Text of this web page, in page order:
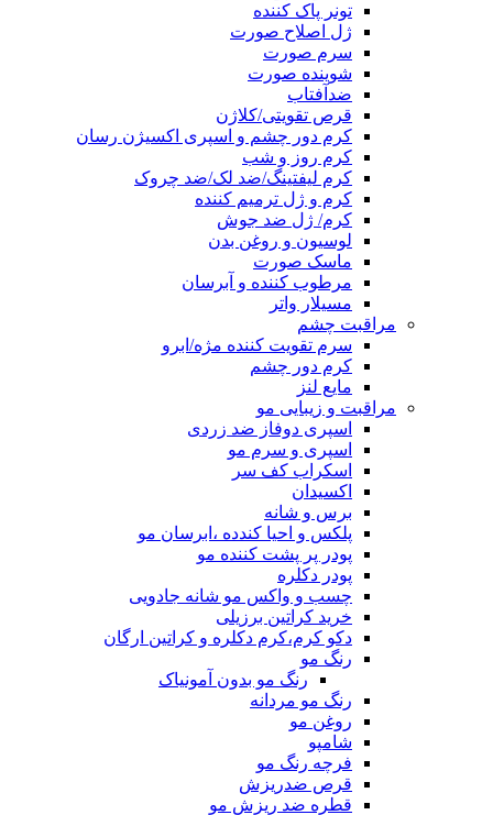
تونر پاک کننده
ژل اصلاح صورت
سرم صورت
شوینده صورت
ضدآفتاب
قرص تقویتی/کلاژن
کرم دور چشم و اسپری اکسیژن رسان
کرم روز و شب
کرم لیفتینگ/ضد لک/ضد چروک
کرم و ژل ترمیم کننده
کرم/ ژل ضد جوش
لوسیون و روغن بدن
ماسک صورت
مرطوب کننده و آبرسان
مسیلار واتر
مراقبت چشم
سرم تقویت کننده مژه/ابرو
کرم دور چشم
مایع لنز
مراقبت و زیبایی مو
اسپری دوفاز ضد زردی
اسپری و سرم مو
اسکراب کف سر
اکسیدان
برس و شانه
پلکس و احیا کندده ،ابرسان مو
پودر پر پشت کننده مو
پودر دکلره
چسب و واکس مو شانه جادویی
خرید کراتین برزیلی
دکو کرم،کرم دکلره و کراتین ارگان
رنگ مو
رنگ مو بدون آمونیاک
رنگ مو مردانه
روغن مو
شامپو
فرچه رنگ مو
قرص ضدریزش
قطره ضد ریزش مو